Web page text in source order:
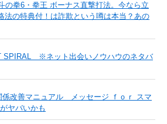
の拳6・拳王 ボーナス直撃打法。今なら立
法の特典付！は詐欺という噂は本当？あの
SPIRAL ※ネット出会いノウハウのネタバ
係改善マニュアル メッセージ ｆｏｒ スマ
ヤバいかも